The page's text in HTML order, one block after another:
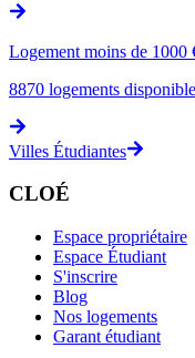
Logement moins de 1000
8870 logements
Villes Étudiantes
CLOÉ
Espace propriétaire
Espace Étudiant
S'inscrire
Blog
Nos logements
Garant étudiant